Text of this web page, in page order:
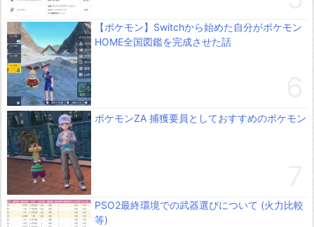
【ポケモン】Switchから始めた自分がポケモン
HOME全国図鑑を完成させた話
ポケモンZA 捕獲要員としておすすめのポケモン
PSO2最終環境での武器選びについて (火力比較
等)